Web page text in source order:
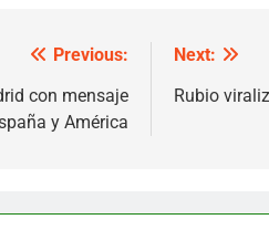
Previous:
con mensaje
y América
Next:
Rubio